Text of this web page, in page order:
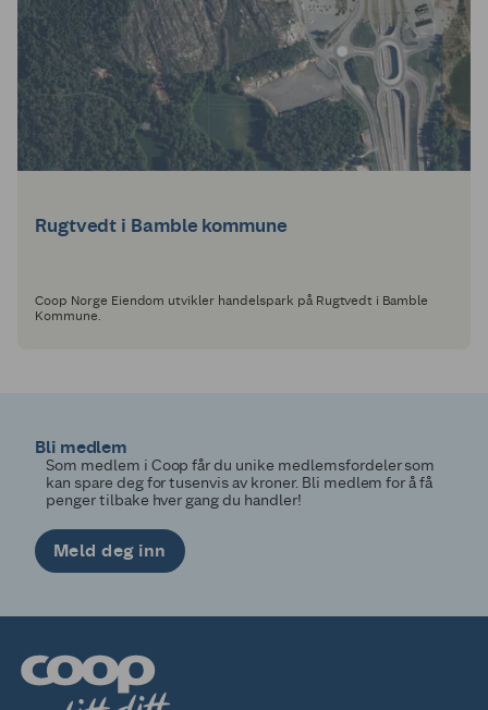
Rugtvedt i Bamble kommune
Coop Norge Eiendom utvikler handelspark på Rugtvedt i Bamble
Kommune.
Bli medlem
Som medlem i Coop får du unike medlemsfordeler som
kan spare deg for tusenvis av kroner. Bli medlem for å få
penger tilbake hver gang du handler!
Meld deg inn